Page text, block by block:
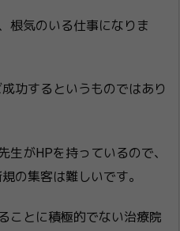
根気のいる仕事になりま
功するというものではあり
生がHPを持っているので、
の集客は難しいです。
ことに積極的でない治療院